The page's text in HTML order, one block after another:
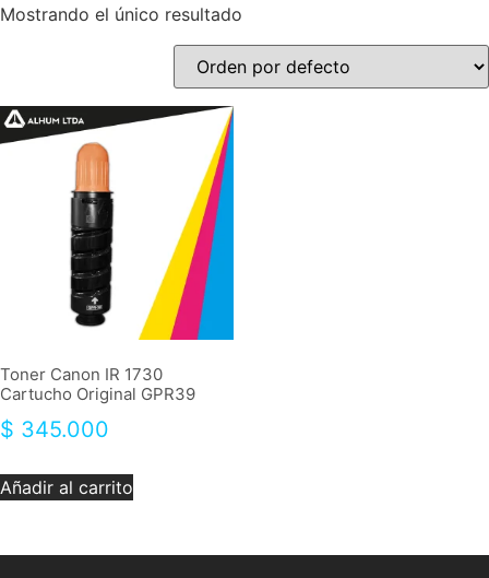
Mostrando el único resultado
Toner Canon IR 1730
Cartucho Original GPR39
$ 345.000
Añadir al carrito